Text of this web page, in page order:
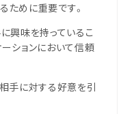
ために重要です。
興味を持っているこ
ションにおいて信頼
手に対する好意を引